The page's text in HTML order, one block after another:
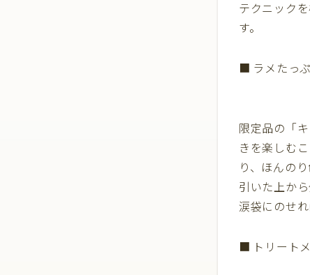
テクニック
す。
■ ラメたっ
限定品の「
きを楽しむ
り、ほんの
引いた上か
涙袋にのせ
■ トリート